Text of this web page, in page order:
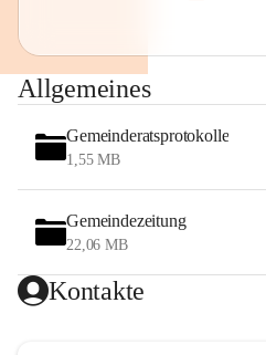
Allgemeines
Gemeinderatsprotokolle
1,55 MB
Gemeindezeitung
22,06 MB
Kontakte